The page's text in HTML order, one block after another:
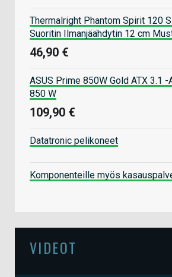
Thermalright Phantom Spirit 120
Suoritin Ilmanjäähdytin 12 cm
46,90 €
ASUS Prime 850W Gold ATX 3.1 -
850 W
109,90 €
Datatronic pelikoneet
Komponenteille myös
VIDEOT